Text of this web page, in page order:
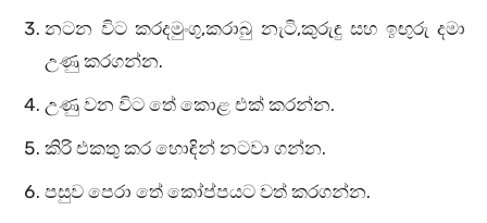
නටන විට කරදමුංගු,කරාබු නැටි,කුරුඳු සහ ඉඟුරු දමා
උණු කරගන්න.
උණු වන විට තේ කොළ එක් කරන්න.
කිරි එකතු කර හොඳින් නටවා ගන්න.
පසුව පෙරා තේ කෝප්පයට වත් කරගන්න.